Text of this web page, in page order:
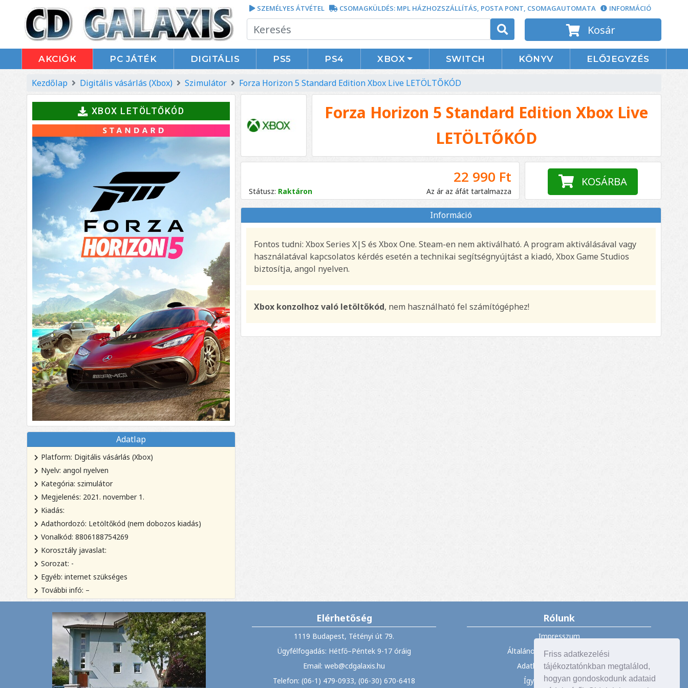
Friss adatkezelési
tájékoztatónkban megtalálod,
hogyan gondoskodunk adataid
SZEMÉLYES ÁTVÉTEL CSOMAGKÜLDÉS: MPL HÁZHOZSZÁLLÍTÁS, POSTA PONT, CSOMAGAUTOMATA INFORMÁCIÓ
Kosár
AKCIÓK PC JÁTÉK DIGITÁLIS PS5 PS4 XBOX SWITCH KÖNYV ELŐJEGYZÉS
Kezdőlap Digitális vásárlás (Xbox) Szimulátor Forza Horizon 5 Standard Edition Xbox Live LETÖLTŐKÓD
XBOX LETÖLTŐKÓD
Adatlap
Platform: Digitális vásárlás (Xbox)
Nyelv: angol nyelven
Kategória: szimulátor
Megjelenés: 2021. november 1.
Kiadás:
Adathordozó: Letöltőkód (nem dobozos kiadás)
Vonalkód: 8806188754269
Korosztály javaslat:
Sorozat: -
Egyéb: internet szükséges
További infó: –
Forza Horizon 5 Standard Edition Xbox Live
LETÖLTŐKÓD
Státusz: Raktáron
22 990 Ft
Az ár az áfát tartalmazza
KOSÁRBA
Információ
Fontos tudni: Xbox Series X|S és Xbox One. Steam-en nem aktiválható. A program aktiválásával vagy
használatával kapcsolatos kérdés esetén a technikai segítségnyújtást a kiadó, Xbox Game Studios
biztosítja, angol nyelven.
Xbox konzolhoz való letöltőkód, nem használható fel számítógéphez!
Elérhetőség
1119 Budapest, Tétényi út 79.
Ügyfélfogadás: Hétfő–Péntek 9-17 óráig
Email: web@cdgalaxis.hu
Telefon: (06-1) 479-0933, (06-30) 670-6418
Rólunk
Impresszum
Általános Szerződési Feltételek
Adatkezelési tájékoztató
Így vásárolhat nálunk